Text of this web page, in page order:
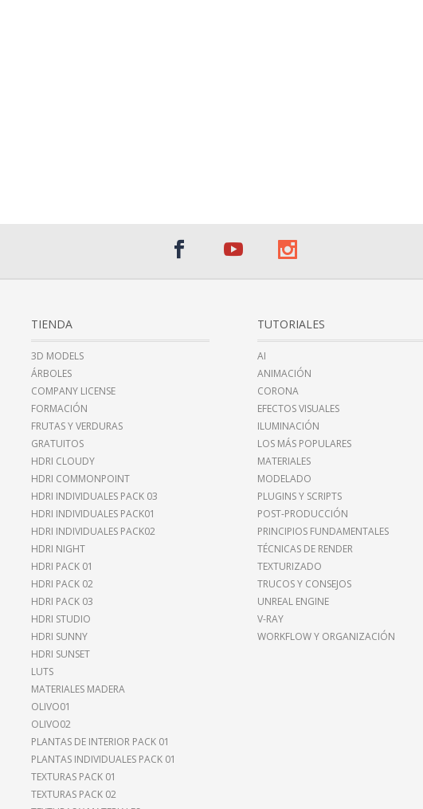
TIENDA
3D MODELS
ÁRBOLES
COMPANY LICENSE
FORMACIÓN
FRUTAS Y VERDURAS
GRATUITOS
HDRI CLOUDY
HDRI COMMONPOINT
HDRI INDIVIDUALES PACK 03
HDRI INDIVIDUALES PACK01
HDRI INDIVIDUALES PACK02
HDRI NIGHT
HDRI PACK 01
HDRI PACK 02
HDRI PACK 03
HDRI STUDIO
HDRI SUNNY
HDRI SUNSET
LUTS
MATERIALES MADERA
OLIVO01
OLIVO02
PLANTAS DE INTERIOR PACK 01
PLANTAS INDIVIDUALES PACK 01
TEXTURAS PACK 01
TEXTURAS PACK 02
TUTORIALES
AI
ANIMACIÓN
CORONA
EFECTOS VISUALES
ILUMINACIÓN
LOS MÁS POPULARES
MATERIALES
MODELADO
PLUGINS Y SCRIPTS
POST-PRODUCCIÓN
PRINCIPIOS FUNDAMENTALES
TÉCNICAS DE RENDER
TEXTURIZADO
TRUCOS Y CONSEJOS
UNREAL ENGINE
V-RAY
WORKFLOW Y ORGANIZACIÓN